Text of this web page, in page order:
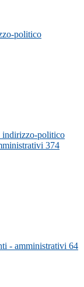
politico
indirizzo-politico
374
- amministrativi 64